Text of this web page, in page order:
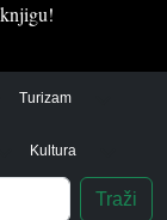
Turizam
Kultura
Traži